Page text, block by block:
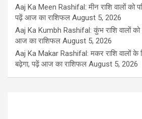
Aaj Ka Meen Rashifal: मीन राशि वालों को
पढ़ें आज का राशिफल August 5, 2026
Aaj Ka Kumbh Rashifal: कुंभ राशि वालों
आज का राशिफल August 5, 2026
Aaj Ka Makar Rashifal: मकर राशि वालों के
बढ़ेगा, पढ़ें आज का राशिफल August 5, 2026